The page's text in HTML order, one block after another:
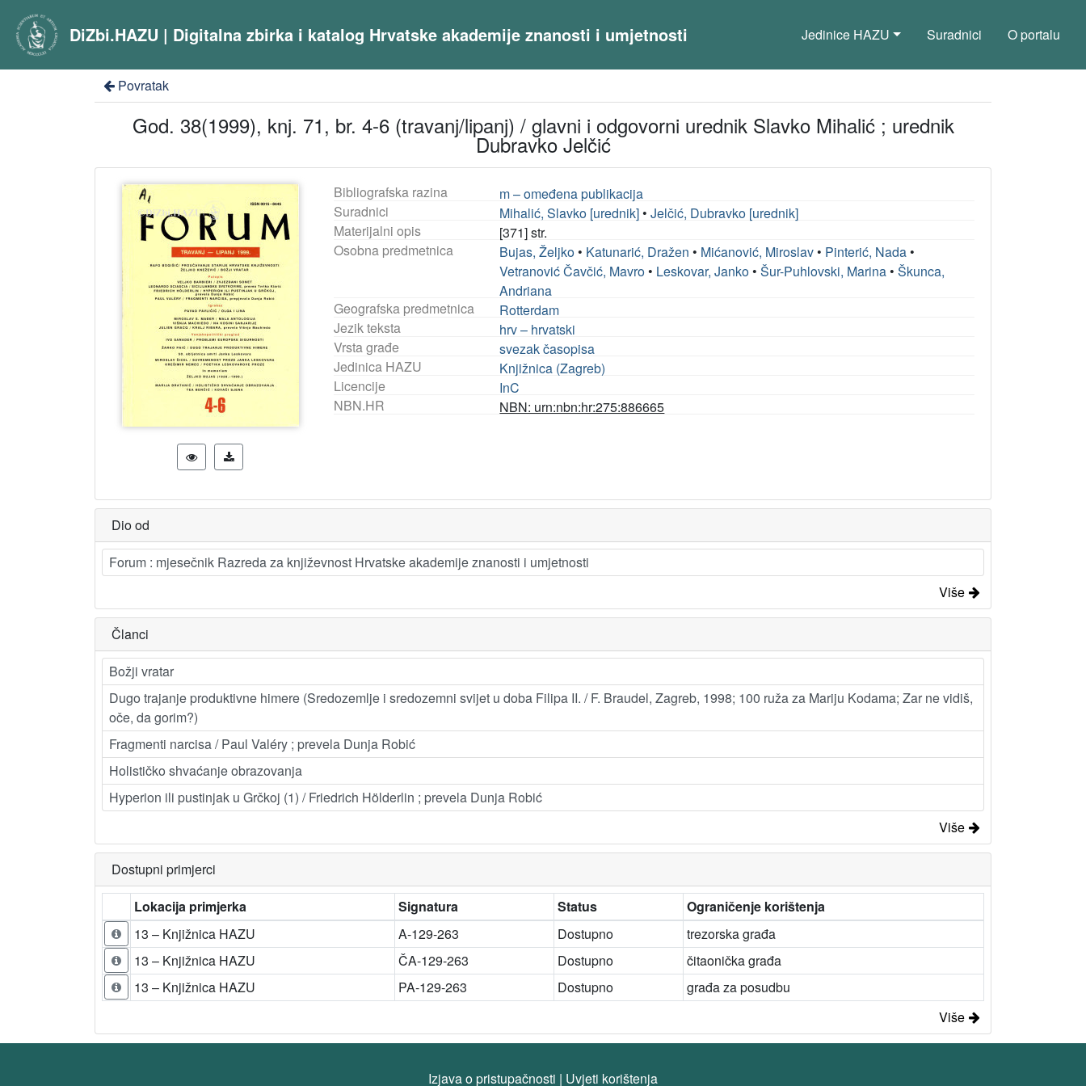
DiZbi.HAZU | Digitalna zbirka i katalog Hrvatske akademije znanosti i umjetnosti Jedinice HAZU Suradnici O portalu
Povratak
God. 38(1999), knj. 71, br. 4-6 (travanj/lipanj) / glavni i odgovorni urednik Slavko Mihalić ; urednik
Dubravko Jelčić
Bibliografska razina
m – omeđena publikacija
Suradnici
Mihalić, Slavko [urednik] •Jelčić, Dubravko [urednik]
Materijalni opis
[371] str.
Osobna predmetnica
Bujas, Željko • Katunarić, Dražen • Mićanović, Miroslav • Pinterić, Nada •
Vetranović Čavčić, Mavro • Leskovar, Janko •Šur-Puhlovski, Marina •Škunca,
Andriana
Geografska predmetnica
Rotterdam
Jezik teksta
hrv – hrvatski
Vrsta građe
svezak časopisa
Jedinica HAZU
Knjižnica (Zagreb)
Licencije
InC
NBN.HR
NBN: urn:nbn:hr:275:886665
Dio od
Forum : mjesečnik Razreda za književnost Hrvatske akademije znanosti i umjetnosti
Više
Članci
Božji vratar
Dugo trajanje produktivne himere (Sredozemlje i sredozemni svijet u doba Filipa II. / F. Braudel, Zagreb, 1998; 100 ruža za Mariju Kodama; Zar ne vidiš,
oče, da gorim?)
Fragmenti narcisa / Paul Valéry ; prevela Dunja Robić
Holističko shvaćanje obrazovanja
Hyperion ili pustinjak u Grčkoj (1) / Friedrich Hölderlin ; prevela Dunja Robić
Više
Dostupni primjerci
Lokacija primjerka
Signatura Status
Ograničenje korištenja
13 – Knjižnica HAZU
A-129-263 Dostupno
trezorska građa
13 – Knjižnica HAZU
ČA-129-263 Dostupno
čitaonička građa
13 – Knjižnica HAZU
PA-129-263 Dostupno
građa za posudbu
Više
Izjava o pristupačnosti | Uvjeti korištenja